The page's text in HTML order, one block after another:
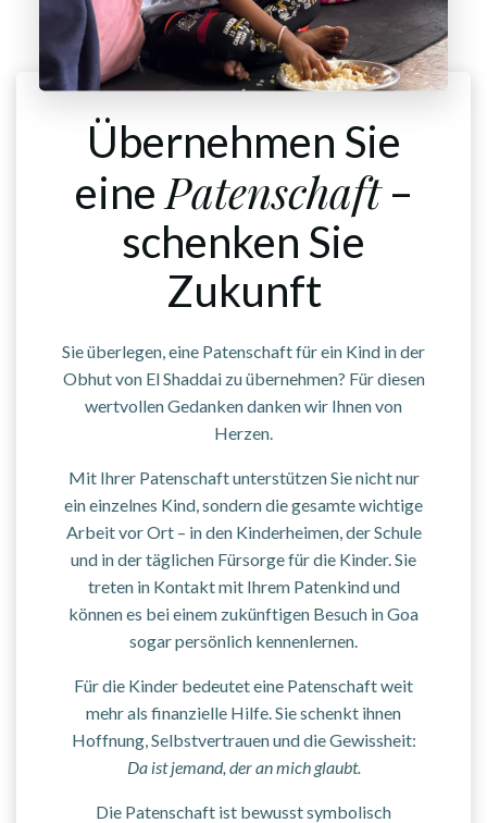
Übernehmen Sie
eine Patenschaft–
schenken Sie
Zukunft
Sie überlegen, eine Patenschaft für ein Kind in der
Obhut von El Shaddai zu übernehmen? Für diesen
wertvollen Gedanken danken wir Ihnen von
Herzen.
Mit Ihrer Patenschaft unterstützen Sie nicht nur
ein einzelnes Kind, sondern die gesamte wichtige
Arbeit vor Ort – in den Kinderheimen, der Schule
und in der täglichen Fürsorge für die Kinder. Sie
treten in Kontakt mit Ihrem Patenkind und
können es bei einem zukünftigen Besuch in Goa
sogar persönlich kennenlernen.
Für die Kinder bedeutet eine Patenschaft weit
mehr als finanzielle Hilfe. Sie schenkt ihnen
Hoffnung, Selbstvertrauen und die Gewissheit:
Da ist jemand, der an mich glaubt.
Die Patenschaft ist bewusst symbolisch